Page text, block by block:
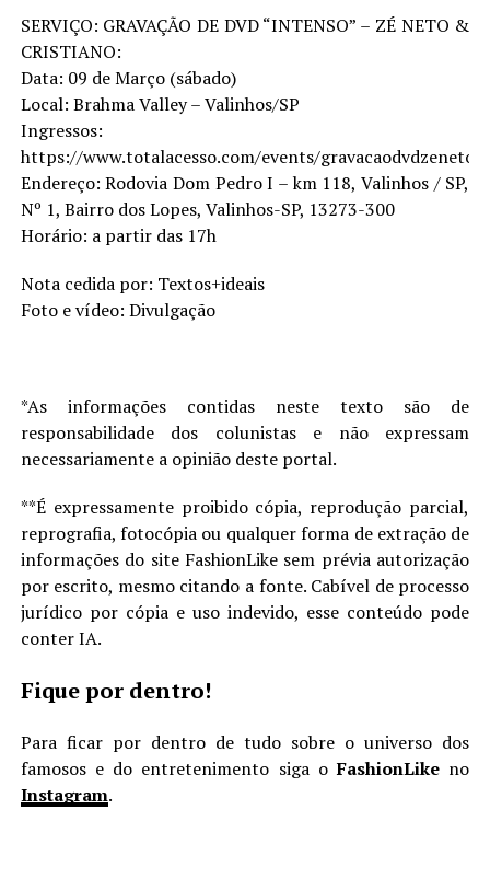
SERVIÇO: GRAVAÇÃO DE DVD “INTENSO” – ZÉ NETO &
CRISTIANO:
Data: 09 de Março (sábado)
Local: Brahma Valley – Valinhos/SP
Ingressos:
https://www.totalacesso.com/events/
Endereço: Rodovia Dom Pedro I – km 118, Valinhos / SP,
Nº 1, Bairro dos Lopes, Valinhos-SP, 13273-300
Horário: a partir das 17h
Nota cedida por: Textos+ideais
Foto e vídeo: Divulgação
*As informações contidas neste texto são de
responsabilidade dos colunistas e não expressam
necessariamente a opinião deste portal.
**É expressamente proibido cópia, reprodução parcial,
reprografia, fotocópia ou qualquer forma de extração de
informações do site FashionLike sem prévia autorização
por escrito, mesmo citando a fonte. Cabível de processo
jurídico por cópia e uso indevido, esse conteúdo pode
conter IA.
Fique por dentro!
Para ficar por dentro de tudo sobre o universo dos
famosos e do entretenimento siga oFashionLike no
Instagram.